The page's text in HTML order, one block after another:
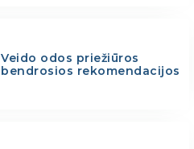
Veido odos priežiūros
bendrosios rekomendacijos